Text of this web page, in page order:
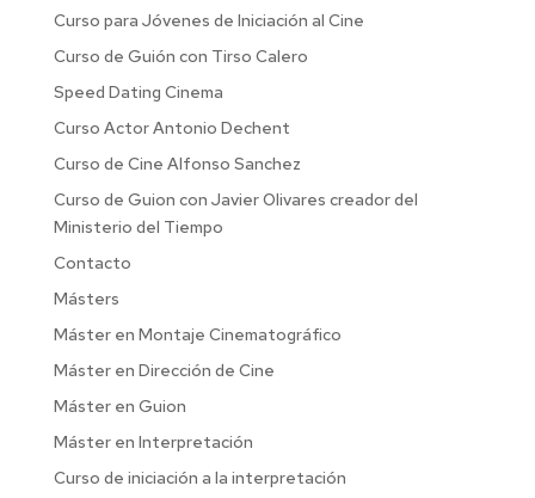
Curso para Jóvenes de Iniciación al Cine
Curso de Guión con Tirso Calero
Speed Dating Cinema
Curso Actor Antonio Dechent
Curso de Cine Alfonso Sanchez
Curso de Guion con Javier Olivares creador del
Ministerio del Tiempo
Contacto
Másters
Máster en Montaje Cinematográfico
Máster en Dirección de Cine
Máster en Guion
Máster en Interpretación
Curso de iniciación a la interpretación